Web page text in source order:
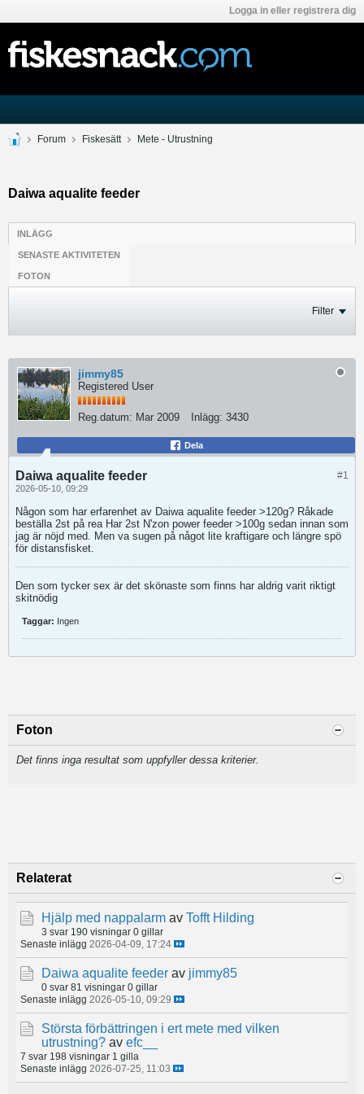
Logga in eller registrera dig
Forum Fiskesätt Mete - Utrustning
Daiwa aqualite feeder
INLÄGG
SENASTE AKTIVITETEN
FOTON
Filter
jimmy85
Registered User
Reg.datum: Mar 2009 Inlägg: 3430
Dela
#1
Daiwa aqualite feeder
2026-05-10, 09:29
Någon som har erfarenhet av Daiwa aqualite feeder >120g? Råkade
beställa 2st på rea Har 2st N'zon power feeder >100g sedan innan som
jag är nöjd med. Men va sugen på något lite kraftigare och längre spö
för distansfisket.
Den som tycker sex är det skönaste som finns har aldrig varit riktigt
skitnödig
Taggar: Ingen
Foton
Det finns inga resultat som uppfyller dessa kriterier.
Relaterat
Hjälp med nappalarm av Tofft Hilding
3 svar 190 visningar 0 gillar
Senaste inlägg 2026-04-09, 17:24
Daiwa aqualite feeder av jimmy85
0 svar 81 visningar 0 gillar
Senaste inlägg 2026-05-10, 09:29
Största förbättringen i ert mete med vilken
utrustning? av efc__
7 svar 198 visningar 1 gilla
Senaste inlägg 2026-07-25, 11:03